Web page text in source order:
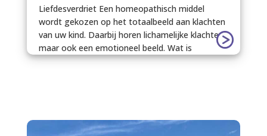
Liefdesverdriet Een homeopathisch middel
wordt gekozen op het totaalbeeld aan klachten
van uw kind. Daarbij horen lichamelijke klachten,
maar ook een emotioneel beeld. Wat is